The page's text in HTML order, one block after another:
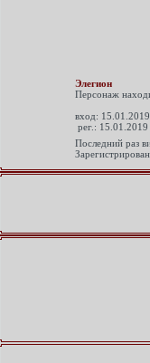
Элегион
Персонаж
вход:
рег.: 15.01.2019
Последний раз